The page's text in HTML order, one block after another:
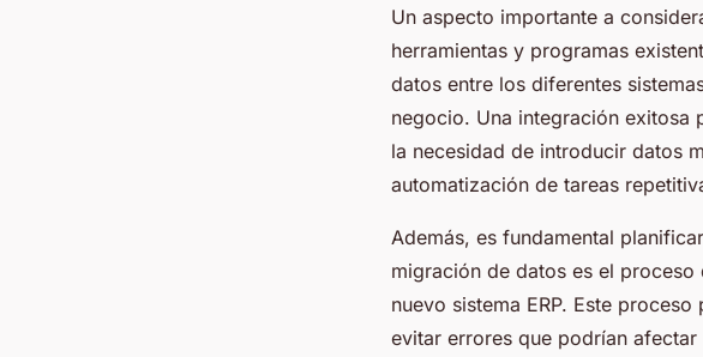
Un aspecto importante a
herramientas y programas
datos entre los diferentes
negocio. Una integración exitosa
la necesidad de introducir datos
automatización de tareas
Además, es fundamental
migración de datos es el
nuevo sistema ERP. Este
evitar errores que podrían